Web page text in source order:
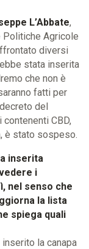
L’Abbate,
Agricole
diversi
stata inserita
che non è
fatti per
del
CBD,
è stato sospeso.
inserita
i
nel senso che
la lista
spiega quali
inserito la canapa